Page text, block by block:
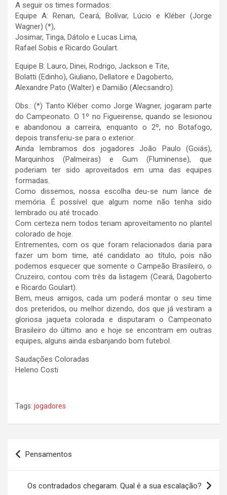
A seguir os times formados:
Equipe A: Renan, Ceará, Bolívar, Lúcio e Kléber (Jorge
Wagner) (*),
Josimar, Tinga, Dátolo e Lucas Lima,
Rafael Sobis e Ricardo Goulart.
Equipe B: Lauro, Dinei, Rodrigo, Jackson e Tite,
Bolatti (Edinho), Giuliano, Dellatore e Dagoberto,
Alexandre Pato (Walter) e Damião (Alecsandro).
Obs.: (*) Tanto Kléber como Jorge Wagner, jogaram parte
do Campeonato. O 1º no Figueirense, quando se lesionou
e abandonou a carreira, enquanto o 2º, no Botafogo,
depois transferiu-se para o exterior.
Ainda lembramos dos jogadores João Paulo (Goiás),
Marquinhos (Palmeiras) e Gum (Fluminense), que
poderiam ter sido aproveitados em uma das equipes
formadas.
​Como dissemos, nossa escolha deu-se num lance de
memória. É possível que algum nome não tenha sido
lembrado ou até trocado.
​Com certeza nem todos teriam aproveitamento no plantel
colorado de hoje.
​Entrementes, com os que foram relacionados daria para
fazer um bom time, até candidato ao título, pois não
podemos esquecer que somente o Campeão Brasileiro, o
Cruzeiro, contou com três da listagem (Ceará, Dagoberto
e Ricardo Goulart).
​Bem, meus amigos, cada um poderá montar o seu time
dos preteridos, ou melhor dizendo, dos que já vestiram a
gloriosa jaqueta colorada e disputaram o Campeonato
Brasileiro do último ano e hoje se encontram em outras
equipes, alguns ainda esbanjando bom futebol.
Saudações Coloradas
Heleno Costi
Tags: jogadores
Navegação
de
Post
Pensamentos
Os contradados chegaram. Qual é a sua escalação?